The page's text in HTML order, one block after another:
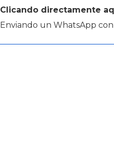
Clicando directamente
Enviando un WhatsApp